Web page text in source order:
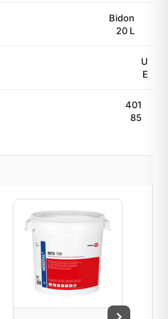
Bidon
20 L
U
E
401
85